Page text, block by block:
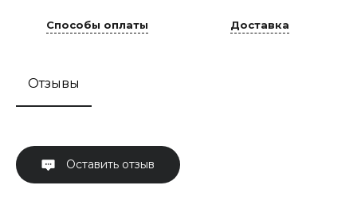
Способы оплаты Доставка
Отзывы
Оставить отзыв